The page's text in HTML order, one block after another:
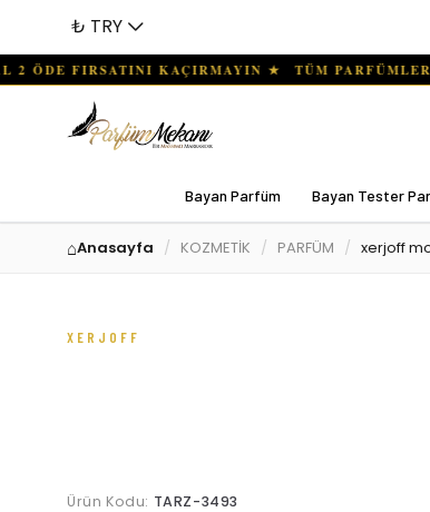
₺ TRY
Bayan Parfüm Bayan Tester
Anasayfa KOZMETİK PARFÜM xerjoff
XERJOFF
Ürün Kodu: TARZ-3493